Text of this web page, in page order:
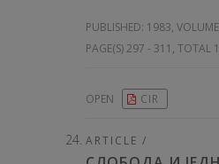
PUBLISHED: 1983,
PAGE(S) 297 - 311, TOTAL
OPEN CIR
ARTICLE /